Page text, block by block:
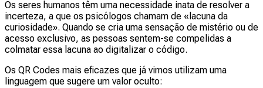
Os seres humanos têm uma necessidade inata de resolver a
incerteza, a que os psicólogos chamam de «lacuna da
curiosidade». Quando se cria uma sensação de mistério ou de
acesso exclusivo, as pessoas sentem-se compelidas a
colmatar essa lacuna ao digitalizar o código.
Os QR Codes mais eficazes que já vimos utilizam uma
linguagem que sugere um valor oculto: